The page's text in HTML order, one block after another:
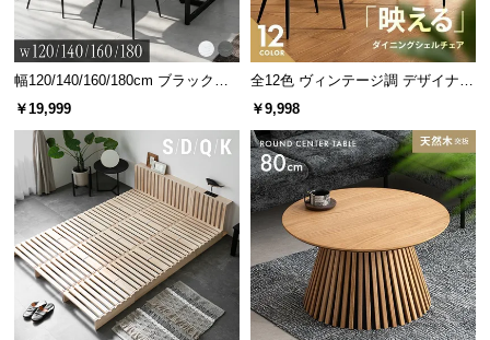
幅120/140/160/180cm ブラックフ
レーム ダイニング 大理石調 4人掛
￥19,999
全12色 ヴィンテージ調 デザイナー
ズシェルチェア
￥9,998